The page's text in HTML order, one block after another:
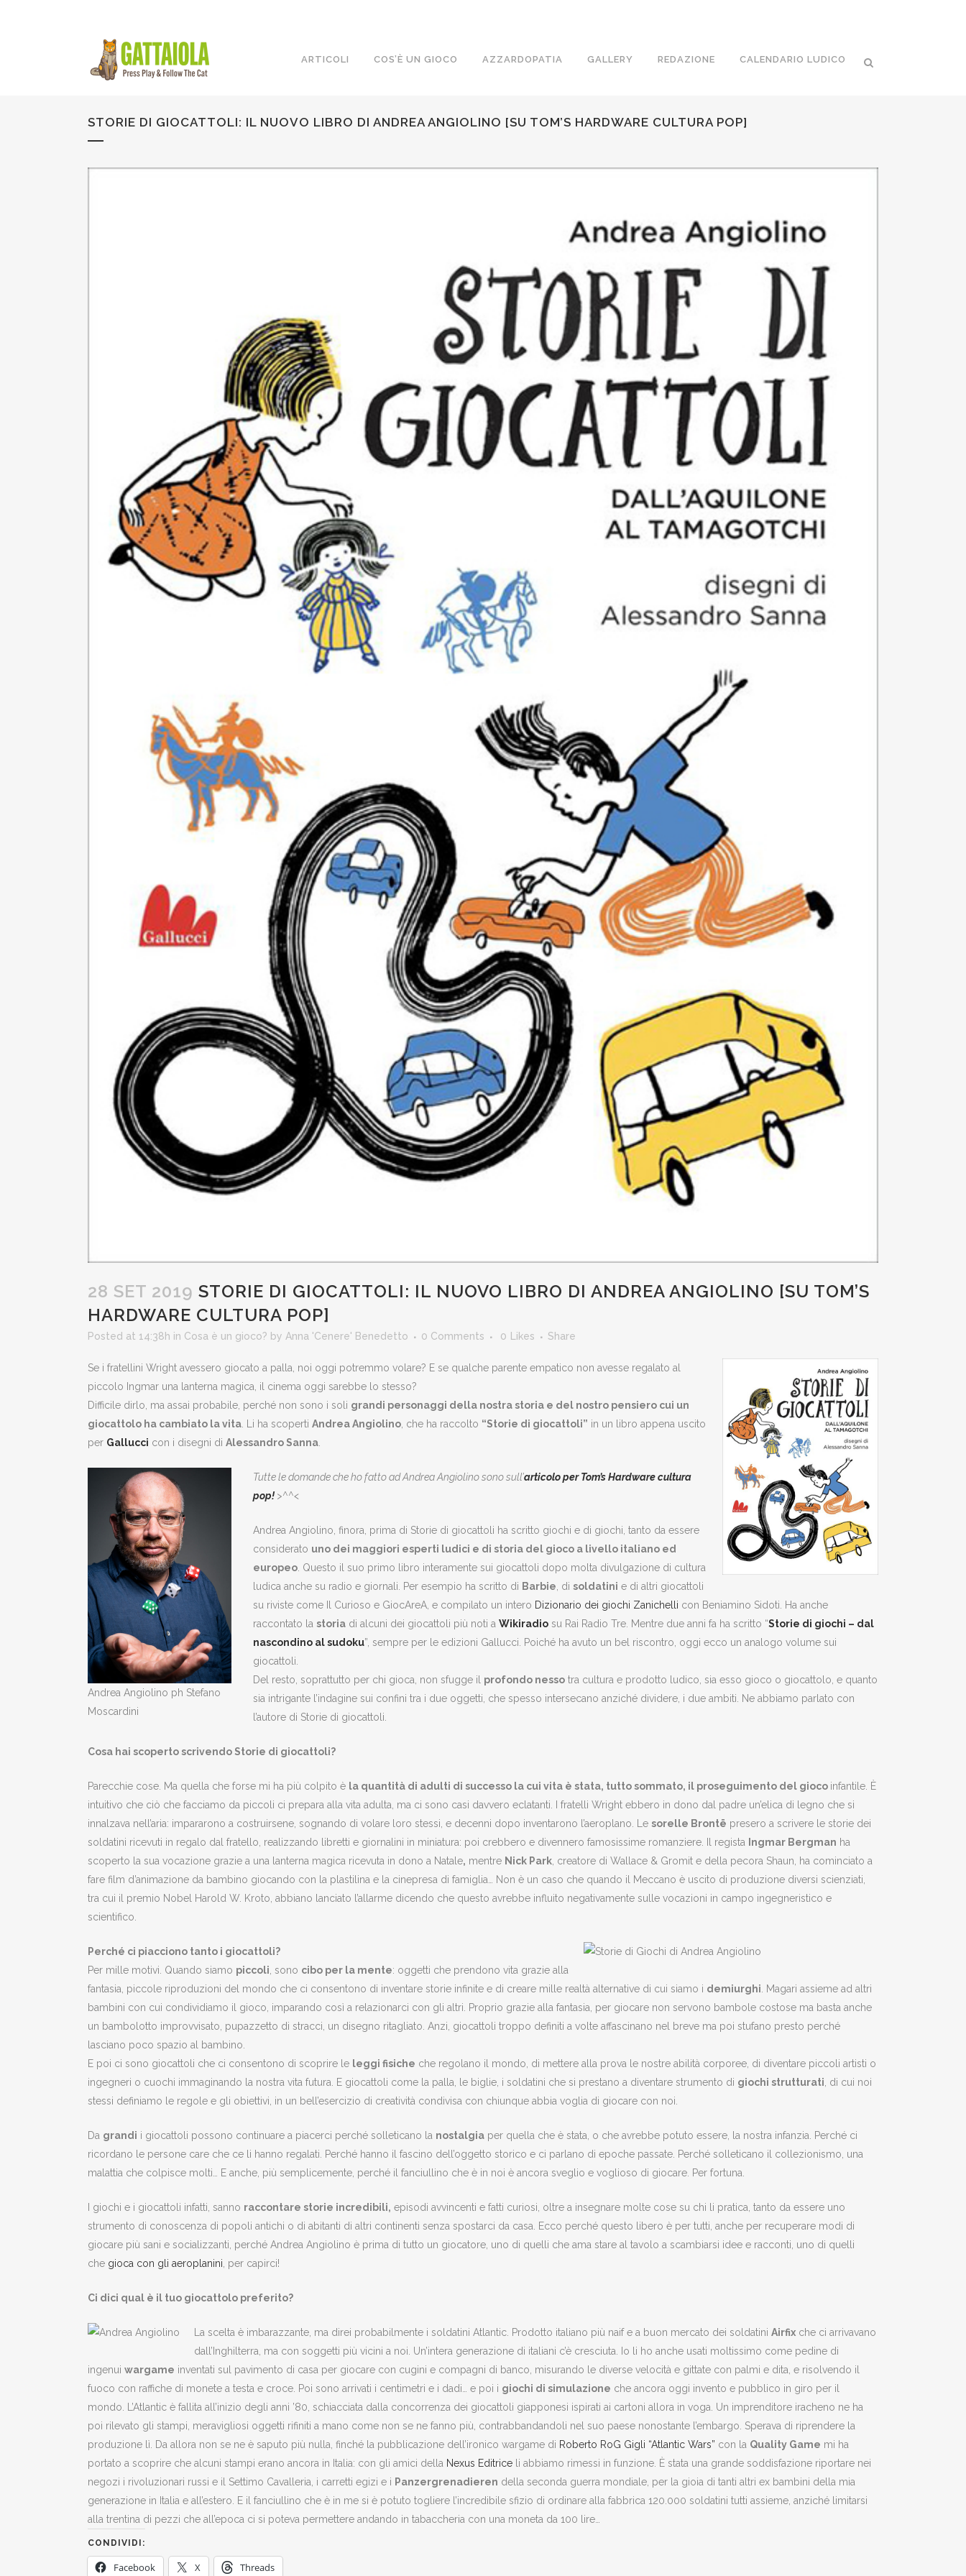
ARTICOLI COS’È UN GIOCO AZZARDOPATIA GALLERY REDAZIONE CALENDARIO LUDICO
STORIE DI GIOCATTOLI: IL NUOVO LIBRO DI ANDREA ANGIOLINO [SU TOM’S HARDWARE CULTURA POP]
28 SET 2019 STORIE DI GIOCATTOLI: IL NUOVO LIBRO DI ANDREA ANGIOLINO [SU TOM’S
HARDWARE CULTURA POP]
Posted at 14:38h in Cosa è un gioco? by Anna 'Cenere' Benedetto 0 Comments 0 Likes Share
Se i fratellini Wright avessero giocato a palla, noi oggi potremmo volare? E se qualche parente empatico non avesse regalato al
piccolo Ingmar una lanterna magica, il cinema oggi sarebbe lo stesso?
Difficile dirlo, ma assai probabile, perché non sono i soli grandi personaggi della nostra storia e del nostro pensiero cui un
giocattolo ha cambiato la vita . Li ha scoperti Andrea Angiolino , che ha raccolto “Storie di giocattoli” in un libro appena uscito
per Gallucci con i disegni di Alessandro Sanna
Andrea Angiolino ph Stefano
Moscardini
Tutte le domande che ho fatto ad Andrea Angiolino sono sull’articolo per Tom’s Hardware cultura
pop! >^^<
Andrea Angiolino, finora, prima di Storie di giocattoli ha scritto giochi e di giochi, tanto da essere
considerato uno dei maggiori esperti ludici e di storia del gioco a livello italiano ed
europeo . Questo il suo primo libro interamente sui giocattoli dopo molta divulgazione di cultura
ludica anche su radio e giornali. Per esempio ha scritto di Barbie , di soldatini e di altri giocattoli
su riviste come Il Curioso e GiocAreA, e compilato un intero Dizionario dei giochi Zanichelli con Beniamino Sidoti. Ha anche
raccontato la storia di alcuni dei giocattoli più noti a Wikiradio su Rai Radio Tre. Mentre due anni fa ha scritto “Storie di giochi – dal
nascondino al sudoku”, sempre per le edizioni Gallucci. Poiché ha avuto un bel riscontro, oggi ecco un analogo volume sui
giocattoli.
Del resto, soprattutto per chi gioca, non sfugge il profondo nesso tra cultura e prodotto ludico, sia esso gioco o giocattolo, e quanto
sia intrigante l’indagine sui confini tra i due oggetti, che spesso intersecano anziché dividere, i due ambiti. Ne abbiamo parlato con
l’autore di Storie di giocattoli.
Cosa hai scoperto scrivendo Storie di giocattoli?
Parecchie cose. Ma quella che forse mi ha più colpito è la quantità di adulti di successo la cui vita è stata, tutto sommato, il proseguimento del gioco infantile. È
intuitivo che ciò che facciamo da piccoli ci prepara alla vita adulta, ma ci sono casi davvero eclatanti. I fratelli Wright ebbero in dono dal padre un’elica di legno che si
innalzava nell’aria: impararono a costruirsene, sognando di volare loro stessi, e decenni dopo inventarono l’aeroplano. Le sorelle Brontë presero a scrivere le storie dei
soldatini ricevuti in regalo dal fratello, realizzando libretti e giornalini in miniatura: poi crebbero e divennero famosissime romanziere. Il regista
Ingmar Bergman ha
scoperto la sua vocazione grazie a una lanterna magica ricevuta in dono a Natale, mentre Nick Park , creatore di Wallace & Gromit e della pecora Shaun, ha cominciato a
fare film d’animazione da bambino giocando con la plastilina e la cinepresa di famiglia… Non è un caso che quando il Meccano è uscito di produzione diversi scienziati,
tra cui il premio Nobel Harold W. Kroto, abbiano lanciato l’allarme dicendo che questo avrebbe influito negativamente sulle vocazioni in campo ingegneristico e
scientifico.
Perché ci piacciono tanto i giocattoli?
Per mille motivi. Quando siamo piccoli , sono cibo per la mente: oggetti che prendono vita grazie alla
fantasia, piccole riproduzioni del mondo che ci consentono di inventare storie infinite e di creare mille realtà alternative di cui siamo i demiurghi . Magari assieme ad altri
bambini con cui condividiamo il gioco, imparando così a relazionarci con gli altri. Proprio grazie alla fantasia, per giocare non servono bambole costose ma basta anche
un bambolotto improvvisato, pupazzetto di stracci, un disegno ritagliato. Anzi, giocattoli troppo definiti a volte affascinano nel breve ma poi stufano presto perché
lasciano poco spazio al bambino.
E poi ci sono giocattoli che ci consentono di scoprire le leggi fisiche che regolano il mondo, di mettere alla prova le nostre abilità corporee, di diventare piccoli artisti o
ingegneri o cuochi immaginando la nostra vita futura. E giocattoli come la palla, le biglie, i soldatini che si prestano a diventare strumento di giochi strutturati , di cui noi
stessi definiamo le regole e gli obiettivi, in un bell’esercizio di creatività condivisa con chiunque abbia voglia di giocare con noi.
Da grandi i giocattoli possono continuare a piacerci perché solleticano la nostalgia per quella che è stata, o che avrebbe potuto essere, la nostra infanzia. Perché ci
ricordano le persone care che ce li hanno regalati. Perché hanno il fascino dell’oggetto storico e ci parlano di epoche passate. Perché solleticano il collezionismo, una
malattia che colpisce molti… E anche, più semplicemente, perché il fanciullino che è in noi è ancora sveglio e voglioso di giocare. Per fortuna.
I giochi e i giocattoli infatti, sanno raccontare storie incredibili, episodi avvincenti e fatti curiosi, oltre a insegnare molte cose su chi li pratica, tanto da essere uno
strumento di conoscenza di popoli antichi o di abitanti di altri continenti senza spostarci da casa. Ecco perché questo libero è per tutti, anche per recuperare modi di
giocare più sani e socializzanti, perché Andrea Angiolino è prima di tutto un giocatore, uno di quelli che ama stare al tavolo a scambiarsi idee e racconti, uno di quelli
che gioca con gli aeroplanini , per capirci!
Ci dici qual è il tuo giocattolo preferito?
La scelta è imbarazzante, ma direi probabilmente i soldatini Atlantic. Prodotto italiano più naif e a buon mercato dei soldatini Airfix che ci arrivavano
dall’Inghilterra, ma con soggetti più vicini a noi. Un’intera generazione di italiani c’è cresciuta. Io li ho anche usati moltissimo come pedine di
ingenui wargame inventati sul pavimento di casa per giocare con cugini e compagni di banco, misurando le diverse velocità e gittate con palmi e dita, e risolvendo il
fuoco con raffiche di monete a testa e croce. Poi sono arrivati i centimetri e i dadi… e poi i giochi di simulazione che ancora oggi invento e pubblico in giro per il
mondo. L’Atlantic è fallita all’inizio degli anni ’80, schiacciata dalla concorrenza dei giocattoli giapponesi ispirati ai cartoni allora in voga. Un imprenditore iracheno ne ha
poi rilevato gli stampi, meravigliosi oggetti rifiniti a mano come non se ne fanno più, contrabbandandoli nel suo paese nonostante l’embargo. Sperava di riprendere la
produzione lì. Da allora non se ne è saputo più nulla, finché la pubblicazione dell’ironico wargame di Roberto RoG Gigli “Atlantic Wars” con la Quality Game mi ha
portato a scoprire che alcuni stampi erano ancora in Italia: con gli amici della Nexus Editrice li abbiamo rimessi in funzione. È stata una grande soddisfazione riportare nei
negozi i rivoluzionari russi e il Settimo Cavalleria, i carretti egizi e i Panzergrenadieren della seconda guerra mondiale, per la gioia di tanti altri ex bambini della mia
generazione in Italia e all’estero. E il fanciullino che è in me si è potuto togliere l’incredibile sfizio di ordinare alla fabbrica 120.000 soldatini tutti assieme, anziché limitarsi
alla trentina di pezzi che all’epoca ci si poteva permettere andando in tabaccheria con una moneta da 100 lire…
CONDIVIDI:
Facebook X Threads